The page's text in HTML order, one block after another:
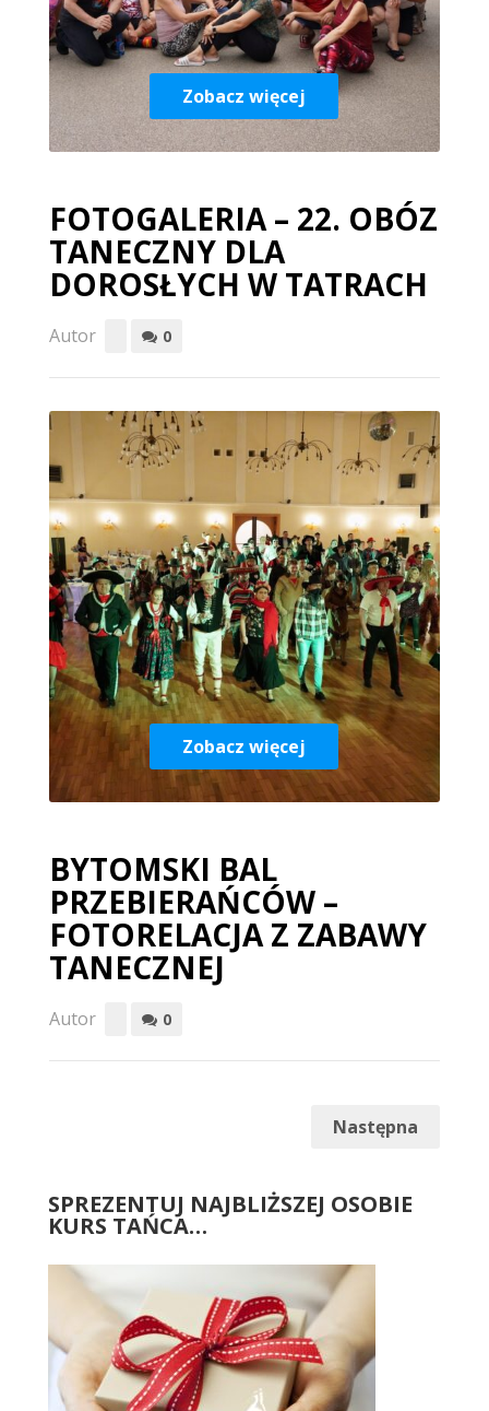
Zobacz więcej
FOTOGALERIA – 22. OBÓZ
TANECZNY DLA
DOROSŁYCH W TATRACH
Autor 0
Zobacz więcej
BYTOMSKI BAL
PRZEBIERAŃCÓW –
FOTORELACJA Z ZABAWY
TANECZNEJ
Autor 0
Następna
SPREZENTUJ NAJBLIŻSZEJ OSOBIE
KURS TAŃCA…